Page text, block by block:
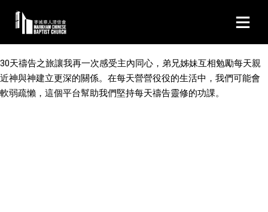
30天禱告之旅讓我再一次感受主內同心，弟兄姊妹互相勉勵每天親
近神與神建立更深的關係。在每天營營役役的生活中，我們可能會
軟弱疏懶，這個平台幫助我們堅持每天禱告靈修的功課。